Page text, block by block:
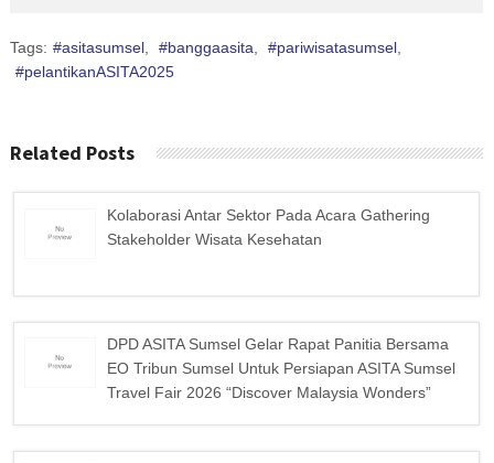
Tags: #asitasumsel, #banggaasita, #pariwisatasumsel,
#pelantikanASITA2025
Related Posts
Kolaborasi Antar Sektor Pada Acara Gathering
Stakeholder Wisata Kesehatan
DPD ASITA Sumsel Gelar Rapat Panitia Bersama
EO Tribun Sumsel Untuk Persiapan ASITA Sumsel
Travel Fair 2026 “Discover Malaysia Wonders”